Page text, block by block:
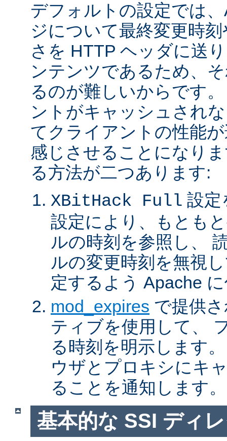
デフォルトの設定では
ジについて最終変更時
さを HTTP ヘッダに送
ンテンツであるため、
るのが難しいからです
ントがキャッシュされ
てクライアントの性能
感じさせることになり
る方法が二つあります:
XBitHack Full 設定
設定により、もとも
ルの時刻を参照し、
ルの変更時刻を無視
定するよう Apache
mod_expires で提供
ティブを使用して、
る時刻を明示します
ウザとプロキシにキ
ることを通知します。
基本的な SSI ディ